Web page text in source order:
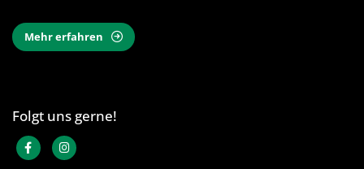
Mehr erfahren
Folgt uns gerne!